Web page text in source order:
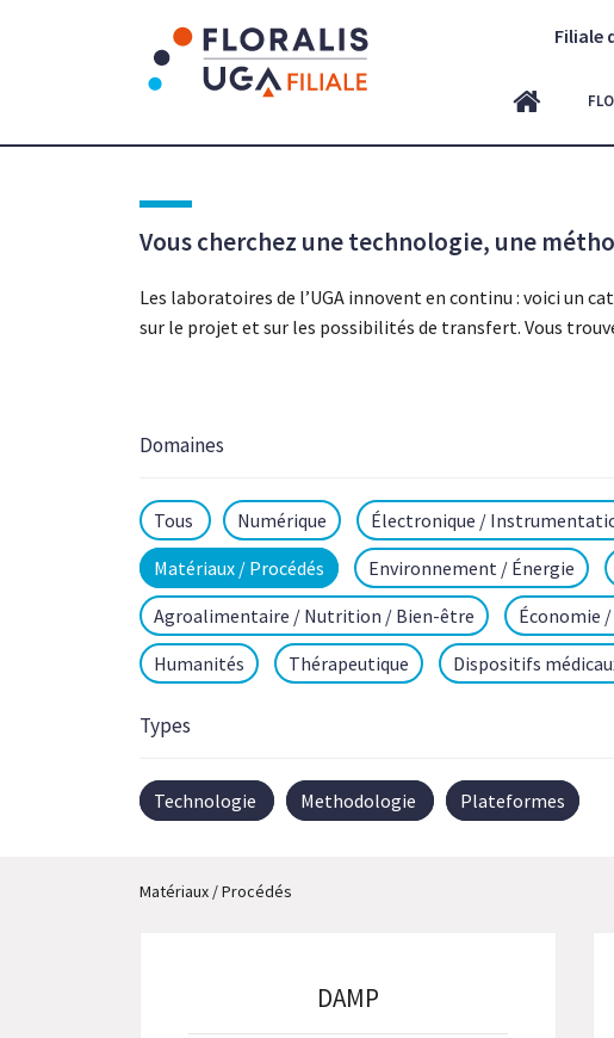
Filiale
Vous cherchez une technologie, une
Les laboratoires de l’UGA innovent en continu : voici un
sur le projet et sur les possibilités de transfert. Vous
Domaines
Tous Numérique
Électronique /
Matériaux / Procédés
Environnement / Énergie
Agroalimentaire / Nutrition / Bien-être
Économie
Humanités
Thérapeutique Dispositifs
Types
Technologie Methodologie Plateformes
Matériaux / Procédés
DAMP